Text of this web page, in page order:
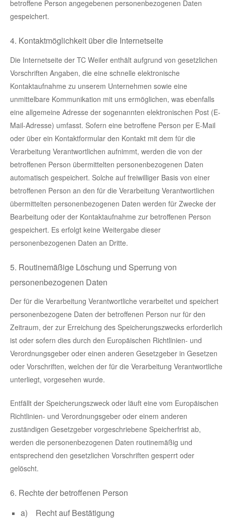
betroffene Person angegebenen personenbezogenen Daten
gespeichert.
4. Kontaktmöglichkeit über die Internetseite
Die Internetseite der TC Weiler enthält aufgrund von gesetzlichen
Vorschriften Angaben, die eine schnelle elektronische
Kontaktaufnahme zu unserem Unternehmen sowie eine
unmittelbare Kommunikation mit uns ermöglichen, was ebenfalls
eine allgemeine Adresse der sogenannten elektronischen Post (E-
Mail-Adresse) umfasst. Sofern eine betroffene Person per E-Mail
oder über ein Kontaktformular den Kontakt mit dem für die
Verarbeitung Verantwortlichen aufnimmt, werden die von der
betroffenen Person übermittelten personenbezogenen Daten
automatisch gespeichert. Solche auf freiwilliger Basis von einer
betroffenen Person an den für die Verarbeitung Verantwortlichen
übermittelten personenbezogenen Daten werden für Zwecke der
Bearbeitung oder der Kontaktaufnahme zur betroffenen Person
gespeichert. Es erfolgt keine Weitergabe dieser
personenbezogenen Daten an Dritte.
5. Routinemäßige Löschung und Sperrung von
personenbezogenen Daten
Der für die Verarbeitung Verantwortliche verarbeitet und speichert
personenbezogene Daten der betroffenen Person nur für den
Zeitraum, der zur Erreichung des Speicherungszwecks erforderlich
ist oder sofern dies durch den Europäischen Richtlinien- und
Verordnungsgeber oder einen anderen Gesetzgeber in Gesetzen
oder Vorschriften, welchen der für die Verarbeitung Verantwortliche
unterliegt, vorgesehen wurde.
Entfällt der Speicherungszweck oder läuft eine vom Europäischen
Richtlinien- und Verordnungsgeber oder einem anderen
zuständigen Gesetzgeber vorgeschriebene Speicherfrist ab,
werden die personenbezogenen Daten routinemäßig und
entsprechend den gesetzlichen Vorschriften gesperrt oder
gelöscht.
6. Rechte der betroffenen Person
a) Recht auf Bestätigung